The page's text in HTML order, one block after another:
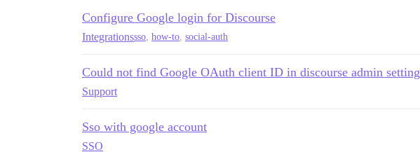
Configure Google login for Discourse
Integrationssso, how-to, social-auth
Could not find Google OAuth client ID in discourse admin setting
Support
Sso with google account
SSO